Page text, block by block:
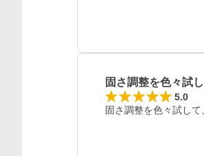
固さ調整を色々試
5.0
固さ調整を色々試して